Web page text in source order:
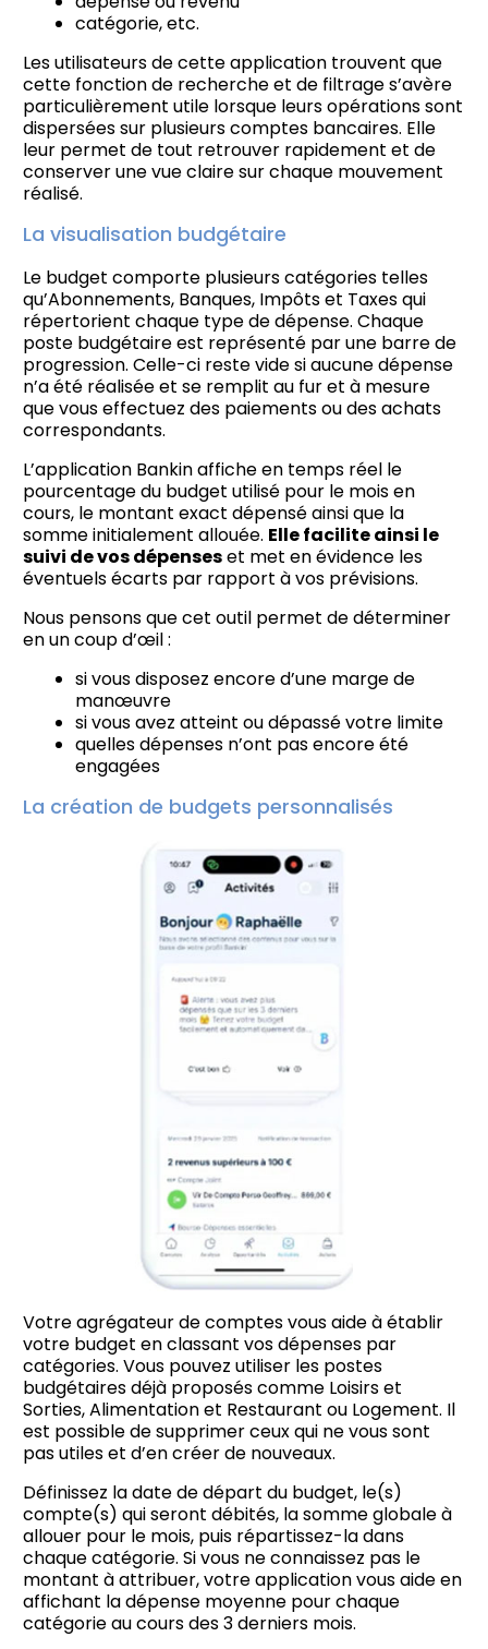
catégorie, etc.
Les utilisateurs de cette application trouvent que
cette fonction de recherche et de filtrage s’avère
particulièrement utile lorsque leurs opérations sont
dispersées sur plusieurs comptes bancaires. Elle
leur permet de tout retrouver rapidement et de
conserver une vue claire sur chaque mouvement
réalisé.
La visualisation budgétaire
Le budget comporte plusieurs catégories telles
qu’Abonnements, Banques, Impôts et Taxes qui
répertorient chaque type de dépense. Chaque
poste budgétaire est représenté par une barre de
progression. Celle-ci reste vide si aucune dépense
n’a été réalisée et se remplit au fur et à mesure
que vous effectuez des paiements ou des achats
correspondants.
L’application Bankin affiche en temps réel le
pourcentage du budget utilisé pour le mois en
cours, le montant exact dépensé ainsi que la
somme initialement allouée. Elle facilite ainsi le
suivi de vos dépenseset met en évidence les
éventuels écarts par rapport à vos prévisions.
Nous pensons que cet outil permet de déterminer
en un coup d’œil :
si vous disposez encore d’une marge de
manœuvre
si vous avez atteint ou dépassé votre limite
quelles dépenses n’ont pas encore été
engagées
La création de budgets personnalisés
Votre agrégateur de comptes vous aide à établir
votre budget en classant vos dépenses par
catégories. Vous pouvez utiliser les postes
budgétaires déjà proposés comme Loisirs et
Sorties, Alimentation et Restaurant ou Logement. Il
est possible de supprimer ceux qui ne vous sont
pas utiles et d’en créer de nouveaux.
Définissez la date de départ du budget, le(s)
compte(s) qui seront débités, la somme globale à
allouer pour le mois, puis répartissez-la dans
chaque catégorie. Si vous ne connaissez pas le
montant à attribuer, votre application vous aide en
affichant la dépense moyenne pour chaque
catégorie au cours des 3 derniers mois.